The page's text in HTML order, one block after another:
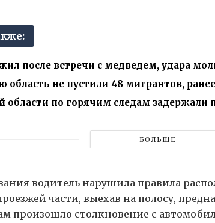
после встречи с медведем, удара
область не пустили 48 мигрантов,
области по горячим следам
БОЛЬШЕ
водитель нарушила правила
части, выехав на полосу,
произошло столкновение с